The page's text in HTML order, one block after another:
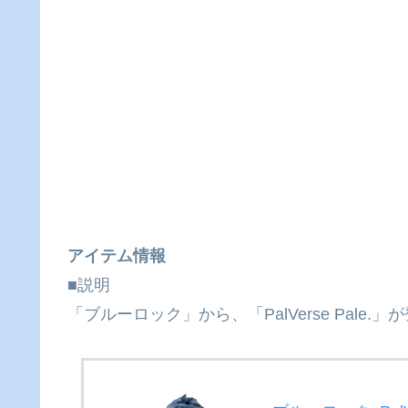
アイテム情報
■説明
「ブルーロック」から、「PalVerse Pale.」が